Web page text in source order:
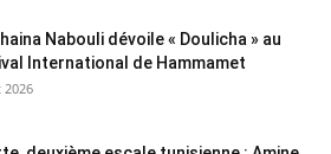
Nabouli dévoile « Doulicha » au
International de Hammamet
2026